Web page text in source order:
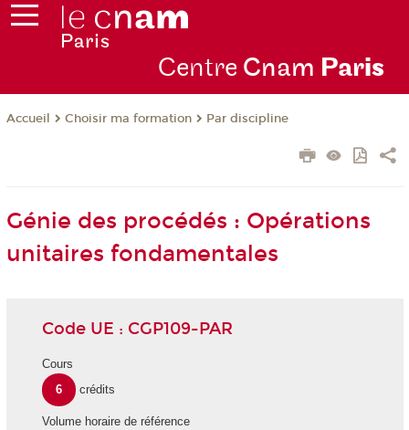
Centre Cnam Paris
Accueil Choisir ma formation Par discipline
Génie des procédés : Opérations
unitaires fondamentales
Code UE : CGP109-PAR
Cours
6
crédits
Volume horaire de référence